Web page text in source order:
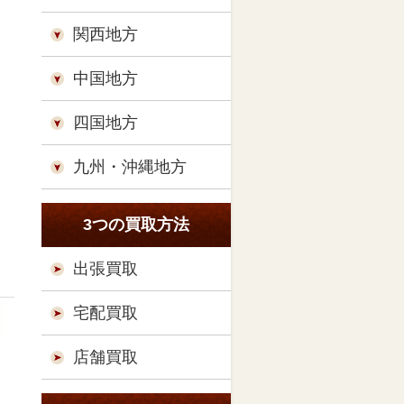
関西地方
中国地方
四国地方
九州・沖縄地方
3つの買取方法
出張買取
宅配買取
店舗買取